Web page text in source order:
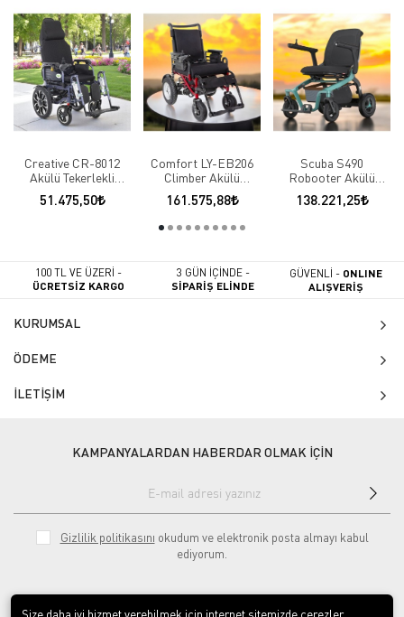
Creative CR-8012
Akülü Tekerlekli
Sandalye
51.475,50
Comfort LY-EB206
Climber Akülü
Tekerlekli Sandalye
161.575,88
Scuba S490
Robooter Akülü
Tekerlekli Sandalye
138.221,25
100 TL VE ÜZERİ -
ÜCRETSİZ KARGO
3 GÜN İÇİNDE -
SİPARİŞ ELİNDE
GÜVENLİ - ONLINE
ALIŞVERİŞ
KURUMSAL
ÖDEME
İLETİŞİM
KAMPANYALARDAN HABERDAR OLMAK İÇİN
Gizlilik politikasını okudum ve elektronik posta almayı kabul
ediyorum.